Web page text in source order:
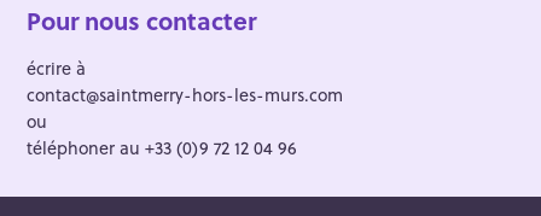
Pour nous contacter
écrire à
contact@saintmerry-hors-les-murs.com
ou
téléphoner au +33 (0)9 72 12 04 96